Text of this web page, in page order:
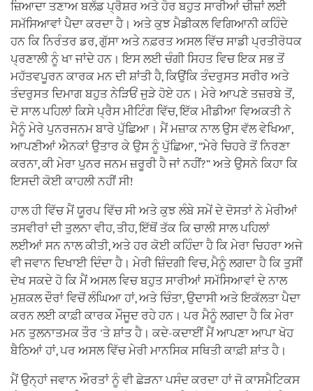
ਜ਼ਿਆਦਾ ਤਣਾਅ ਬਲੱਡ ਪ੍ਰੈਸ਼ਰ ਅਤੇ ਹੋਰ ਬਹੁਤ ਸਾਰੀਆਂ ਚੀਜ਼ਾਂ ਲਈ
ਸਮੱਸਿਆਵਾਂ ਪੈਦਾ ਕਰਦਾ ਹੈ। ਅਤੇ ਕੁਝ ਮੈਡੀਕਲ ਵਿਗਿਆਨੀ ਕਹਿੰਦੇ
ਹਨ ਕਿ ਨਿਰੰਤਰ ਡਰ, ਗੁੱਸਾ ਅਤੇ ਨਫ਼ਰਤ ਅਸਲ ਵਿੱਚ ਸਾਡੀ ਪ੍ਰਤੀਰੋਧਕ
ਪ੍ਰਣਾਲੀ ਨੂੰ ਖਾ ਜਾਂਦੇ ਹਨ। ਇਸ ਲਈ ਚੰਗੀ ਸਿਹਤ ਵਿਚ ਇਕ ਸਭ ਤੋਂ
ਮਹੱਤਵਪੂਰਨ ਕਾਰਕ ਮਨ ਦੀ ਸ਼ਾਂਤੀ ਹੈ, ਕਿਉਂਕਿ ਤੰਦਰੁਸਤ ਸਰੀਰ ਅਤੇ
ਤੰਦਰੁਸਤ ਦਿਮਾਗ ਬਹੁਤ ਨੇੜਿਓਂ ਜੁੜੇ ਹੋਏ ਹਨ। ਮੇਰੇ ਆਪਣੇ ਤਜ਼ਰਬੇ ਤੋਂ,
ਦੋ ਸਾਲ ਪਹਿਲਾਂ ਕਿਸੇ ਪ੍ਰੈਸ ਮੀਟਿੰਗ ਵਿੱਚ, ਇੱਕ ਮੀਡੀਆ ਵਿਅਕਤੀ ਨੇ
ਮੈਨੂੰ ਮੇਰੇ ਪੁਨਰਜਨਮ ਬਾਰੇ ਪੁੱਛਿਆ। ਮੈਂ ਮਜ਼ਾਕ ਨਾਲ ਉਸ ਵੱਲ ਵੇਖਿਆ,
ਆਪਣੀਆਂ ਐਨਕਾਂ ਉਤਾਰ ਕੇ ਉਸ ਨੂੰ ਪੁੱਛਿਆ, “ਮੇਰੇ ਚਿਹਰੇ ਤੋਂ ਨਿਰਣਾ
ਕਰਨਾ, ਕੀ ਮੇਰਾ ਪੁਨਰ ਜਨਮ ਜ਼ਰੂਰੀ ਹੈ ਜਾਂ ਨਹੀਂ?” ਅਤੇ ਉਸਨੇ ਕਿਹਾ ਕਿ
ਇਸਦੀ ਕੋਈ ਕਾਹਲੀ ਨਹੀਂ ਸੀ!
ਹਾਲ ਹੀ ਵਿੱਚ ਮੈਂ ਯੂਰਪ ਵਿੱਚ ਸੀ ਅਤੇ ਕੁਝ ਲੰਬੇ ਸਮੇਂ ਦੇ ਦੋਸਤਾਂ ਨੇ ਮੇਰੀਆਂ
ਤਸਵੀਰਾਂ ਦੀ ਤੁਲਨਾ ਵੀਹ, ਤੀਹ, ਇੱਥੋਂ ਤੱਕ ਕਿ ਚਾਲੀ ਸਾਲ ਪਹਿਲਾਂ
ਲਈਆਂ ਸਨ ਨਾਲ ਕੀਤੀ, ਅਤੇ ਹਰ ਕੋਈ ਕਹਿੰਦਾ ਹੈ ਕਿ ਮੇਰਾ ਚਿਹਰਾ ਅਜੇ
ਵੀ ਜਵਾਨ ਦਿਖਾਈ ਦਿੰਦਾ ਹੈ। ਮੇਰੀ ਜ਼ਿੰਦਗੀ ਵਿਚ, ਮੈਨੂੰ ਲਗਦਾ ਹੈ ਕਿ ਤੁਸੀਂ
ਦੇਖ ਸਕਦੇ ਹੋ ਕਿ ਮੈਂ ਅਸਲ ਵਿਚ ਬਹੁਤ ਸਾਰੀਆਂ ਸਮੱਸਿਆਵਾਂ ਦੇ ਨਾਲ
ਮੁਸ਼ਕਲ ਦੌਰਾਂ ਵਿਚੋਂ ਲੰਘਿਆ ਹਾਂ, ਅਤੇ ਚਿੰਤਾ, ਉਦਾਸੀ ਅਤੇ ਇਕੱਲਤਾ ਪੈਦਾ
ਕਰਨ ਲਈ ਕਾਫ਼ੀ ਕਾਰਕ ਮੌਜੂਦ ਰਹੇ ਹਨ। ਪਰ ਮੈਨੂੰ ਲਗਦਾ ਹੈ ਕਿ ਮੇਰਾ
ਮਨ ਤੁਲਨਾਤਮਕ ਤੌਰ 'ਤੇ ਸ਼ਾਂਤ ਹੈ। ਕਦੇ-ਕਦਾਈਂ ਮੈਂ ਆਪਣਾ ਆਪਾ ਖੋਹ
ਬੈਠਿਆਂ ਹਾਂ, ਪਰ ਅਸਲ ਵਿੱਚ ਮੇਰੀ ਮਾਨਸਿਕ ਸਥਿਤੀ ਕਾਫ਼ੀ ਸ਼ਾਂਤ ਹੈ।
ਮੈਂ ਉਨ੍ਹਾਂ ਜਵਾਨ ਔਰਤਾਂ ਨੂੰ ਵੀ ਛੇੜਨਾ ਪਸੰਦ ਕਰਦਾ ਹਾਂ ਜੋ ਕਾਸਮੈਟਿਕਸ